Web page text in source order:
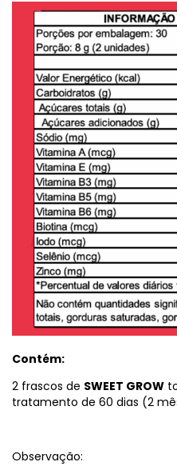
Contém:
2 frascos de SWEET GROW
tratamento de 60 dias (2
Observação: